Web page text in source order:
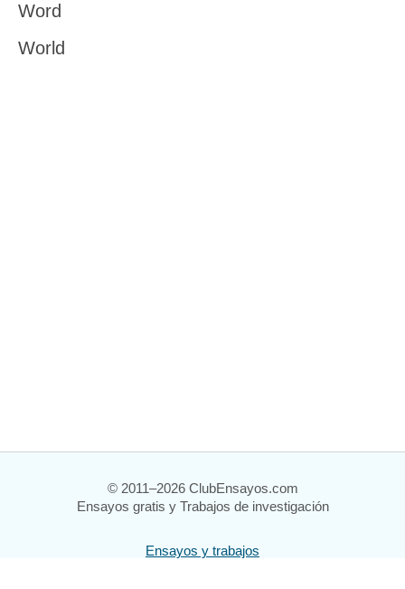
Word
World
© 2011–2026 ClubEnsayos.com
Ensayos gratis y Trabajos de investigación
Ensayos y trabajos